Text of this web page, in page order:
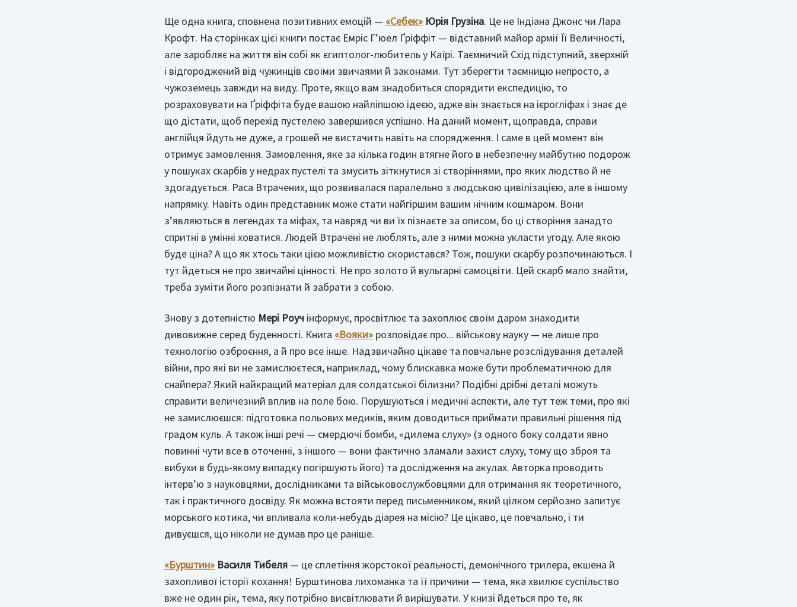
Ще одна книга, сповнена позитивних емоцій — «Себек» Юрія Грузіна. Це не Індіана Джонс чи Лара
Крофт. На сторінках цієї книги постає Емріс Г’юел Ґріффіт — відставний майор армії Її Величності,
але заробляє на життя він собі як єгиптолог-любитель у Каїрі. Таємничий Схід підступний, зверхній
і відгороджений від чужинців своїми звичаями й законами. Тут зберегти таємницю непросто, а
чужоземець завжди на виду. Проте, якщо вам знадобиться спорядити експедицію, то
розраховувати на Ґріффіта буде вашою найліпшою ідеєю, адже він знається на ієрогліфах і знає де
що дістати, щоб перехід пустелею завершився успішно. На даний момент, щоправда, справи
англійця йдуть не дуже, а грошей не вистачить навіть на спорядження. І саме в цей момент він
отримує замовлення. Замовлення, яке за кілька годин втягне його в небезпечну майбутню подорож
у пошуках скарбів у недрах пустелі та змусить зіткнутися зі створіннями, про яких людство й не
здогадується. Раса Втрачених, що розвивалася паралельно з людською цивілізацією, але в іншому
напрямку. Навіть один представник може стати найгіршим вашим нічним кошмаром. Вони
з’являються в легендах та міфах, та навряд чи ви їх пізнаєте за описом, бо ці створіння занадто
спритні в умінні ховатися. Людей Втрачені не люблять, але з ними можна укласти угоду. Але якою
буде ціна? А що як хтось таки цією можливістю скористався? Тож, пошуки скарбу розпочинаються. І
тут йдеться не про звичайні цінності. Не про золото й вульгарні самоцвіти. Цей скарб мало знайти,
треба зуміти його розпізнати й забрати з собою.
Знову з дотепністю Мері Роуч інформує, просвітлює та захоплює своїм даром знаходити
дивовижне серед буденності. Книга «Вояки» розповідає про... військову науку — не лише про
технологію озброєння, а й про все інше. Надзвичайно цікаве та повчальне розслідування деталей
війни, про які ви не замислюєтеся, наприклад, чому блискавка може бути проблематичною для
снайпера? Який найкращий матеріал для солдатської білизни? Подібні дрібні деталі можуть
справити величезний вплив на поле бою. Порушуються і медичні аспекти, але тут теж теми, про які
не замислюєшся: підготовка польових медиків, яким доводиться приймати правильні рішення під
градом куль. А також інші речі — смердючі бомби, «дилема слуху» (з одного боку солдати явно
повинні чути все в оточенні, з іншого — вони фактично зламали захист слуху, тому що зброя та
вибухи в будь-якому випадку погіршують його) та дослідження на акулах. Авторка проводить
інтерв’ю з науковцями, дослідниками та військовослужбовцями для отримання як теоретичного,
так і практичного досвіду. Як можна встояти перед письменником, який цілком серйозно запитує
морського котика, чи впливала коли-небудь діарея на місію? Це цікаво, це повчально, і ти
дивуєшся, що ніколи не думав про це раніше.
«Бурштин» Василя Тибеля — це сплетіння жорстокої реальності, демонічного трилера, екшена й
захопливої історії кохання! Бурштинова лихоманка та її причини — тема, яка хвилює суспільство
вже не один рік, тема, яку потрібно висвітлювати й вирішувати. У книзі йдеться про те, як